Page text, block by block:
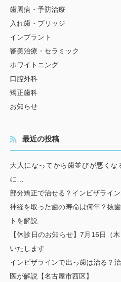
歯周病・予防治療
入れ歯・ブリッジ
インプラント
審美治療・セラミック
ホワイトニング
口腔外科
矯正歯科
お知らせ
最近の投稿
大人になってから歯並びが悪く
に…
部分矯正で治せる？インビザライ
神経を取った歯の寿命は何年？抜
トを解説
【休診日のお知らせ】7月16日（
いたします
インビザラインで出っ歯は治る？
医が解説【名古屋市西区】